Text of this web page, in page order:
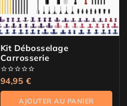
Kit Débosselage
Carrosserie
0
de
5
94,95 €
AJOUTER AU PANIER